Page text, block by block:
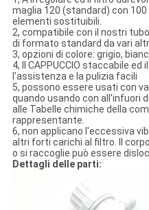
maglia 120 (standard) con
elementi sostituibili.
2, compatibile con il nostri
di formato standard da vari
3, opzioni di colore: grigio,
4, Il CAPPUCCIO staccabile ed
l'assistenza e la pulizia facili
5, possono essere usati con
quando usando con all'infuori
alle Tabelle chimiche della
rappresentante.
6, non applicano l'eccessiva
altri forti carichi al filtro. Il
o si raccoglie può essere
Dettagli delle parti: